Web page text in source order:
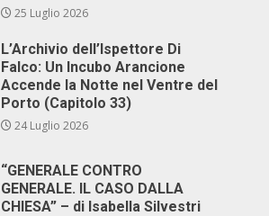
25 Luglio 2026
L’Archivio dell’Ispettore Di
Falco: Un Incubo Arancione
Accende la Notte nel Ventre del
Porto (Capitolo 33)
24 Luglio 2026
“GENERALE CONTRO
GENERALE. IL CASO DALLA
CHIESA” – di Isabella Silvestri